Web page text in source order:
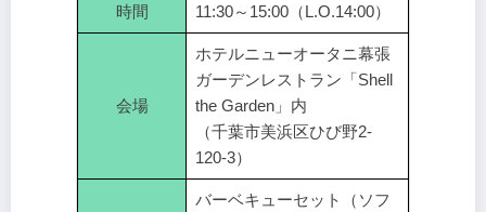
時間 11:30～15:00（L.O.14:00）
会場
ホテルニューオータニ幕張
ガーデンレストラン「Shell
the Garden」内
（千葉市美浜区ひび野2-
120-3）
バーベキューセット（ソフ